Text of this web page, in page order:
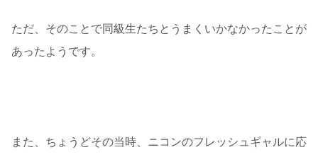
ただ、そのことで同級生たちとうまくいかなかったことが
あったようです。
また、ちょうどその当時、ニコンのフレッシュギャルに応